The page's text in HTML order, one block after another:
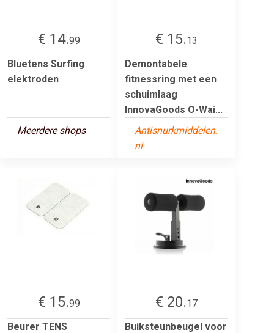
€ 14.99
Bluetens Surfing
elektroden
Meerdere shops
€ 15.13
Demontabele
fitnessring met een
schuimlaag
InnovaGoods O-Wai...
Antisnurkmiddelen.
nl
€ 15.99
Beurer TENS
€ 20.17
Buiksteunbeugel voor